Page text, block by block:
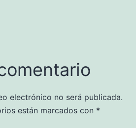
electrónico no será publicada.
están marcados con *